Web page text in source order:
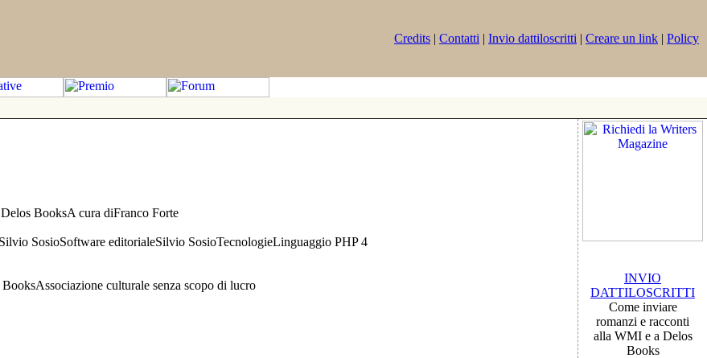
Credits | Contatti | Invio dattiloscritti | Creare un link | Policy
BooksA cura diFranco Forte
SosioSoftware editorialeSilvio SosioTecnologieLinguaggio PHP 4
culturale senza scopo di lucro
INVIO
DATTILOSCRITTI
Come inviare
romanzi e racconti
alla WMI e a Delos
Books